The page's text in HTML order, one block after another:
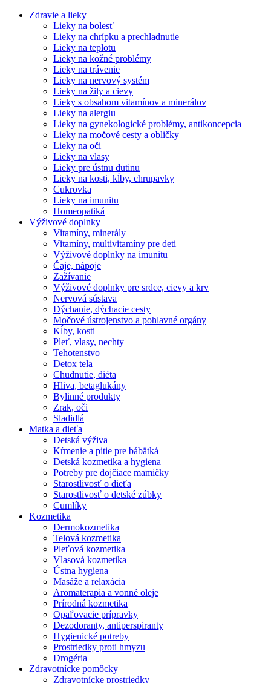
Zdravie a lieky
Lieky na bolesť
Lieky na chrípku a prechladnutie
Lieky na teplotu
Lieky na kožné problémy
Lieky na trávenie
Lieky na nervový systém
Lieky na žily a cievy
Lieky s obsahom vitamínov a minerálov
Lieky na alergiu
Lieky na gynekologické problémy, antikoncepcia
Lieky na močové cesty a obličky
Lieky na oči
Lieky na vlasy
Lieky pre ústnu dutinu
Lieky na kosti, kĺby, chrupavky
Cukrovka
Lieky na imunitu
Homeopatiká
Výživové doplnky
Vitamíny, minerály
Vitamíny, multivitamíny pre deti
Výživové doplnky na imunitu
Čaje, nápoje
Zažívanie
Výživové doplnky pre srdce, cievy a krv
Nervová sústava
Dýchanie, dýchacie cesty
Močové ústrojenstvo a pohlavné orgány
Kĺby, kosti
Pleť, vlasy, nechty
Tehotenstvo
Detox tela
Chudnutie, diéta
Hliva, betaglukány
Bylinné produkty
Zrak, oči
Sladidlá
Matka a dieťa
Detská výživa
Kŕmenie a pitie pre bábätká
Detská kozmetika a hygiena
Potreby pre dojčiace mamičky
Starostlivosť o dieťa
Starostlivosť o detské zúbky
Cumlíky
Kozmetika
Dermokozmetika
Telová kozmetika
Pleťová kozmetika
Vlasová kozmetika
Ústna hygiena
Masáže a relaxácia
Aromaterapia a vonné oleje
Prírodná kozmetika
Opaľovacie prípravky
Dezodoranty, antiperspiranty
Hygienické potreby
Prostriedky proti hmyzu
Drogéria
Zdravotnícke pomôcky
Zdravotnícke prostriedky